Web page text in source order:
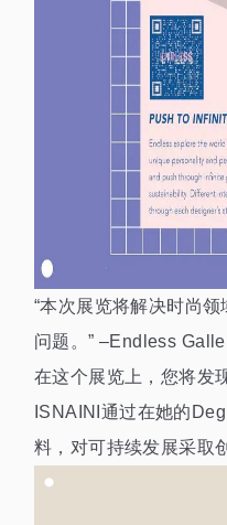
“本次展览将解决时尚
问题。” –Endless
在这个展览上，您将发
ISNAINI通过在她的
料，对可持续发展采取